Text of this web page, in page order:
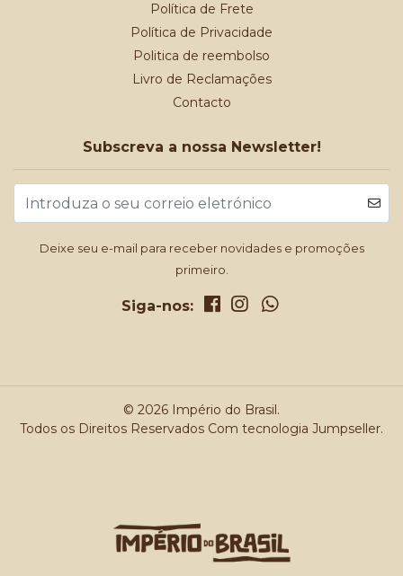
Política de Frete
Política de Privacidade
Politica de reembolso
Livro de Reclamações
Contacto
Subscreva a nossa Newsletter!
Deixe seu e-mail para receber novidades e promoções
primeiro.
Siga-nos:
© 2026 Império do Brasil.
Todos os Direitos Reservados Com tecnologia Jumpseller.